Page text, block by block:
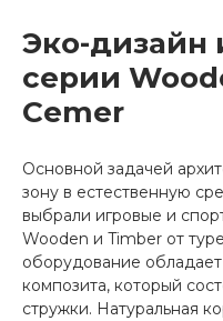
Эко-дизайн
серии
Cemer
Основной задачей
зону в естественную
выбрали игровые и
Wooden и Timber от
оборудование
композита, который
стружки. Натуральная